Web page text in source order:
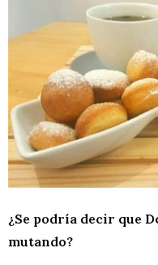
¿Se podría decir que
mutando?